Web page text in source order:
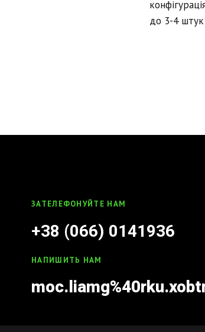
до 3-4 штук
ЗАТЕЛЕФОНУЙТЕ НАМ
+38 (066) 0141936
НАПИШИТЬ НАМ